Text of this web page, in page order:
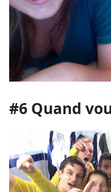
#6 Quand